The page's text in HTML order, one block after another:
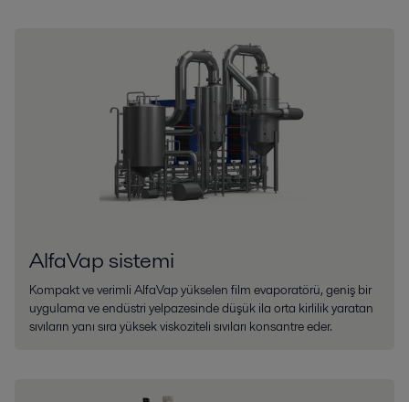
AlfaVap sistemi
Kompakt ve verimli AlfaVap yükselen film evaporatörü, geniş bir
uygulama ve endüstri yelpazesinde düşük ila orta kirlilik yaratan
sıvıların yanı sıra yüksek viskoziteli sıvıları konsantre eder.